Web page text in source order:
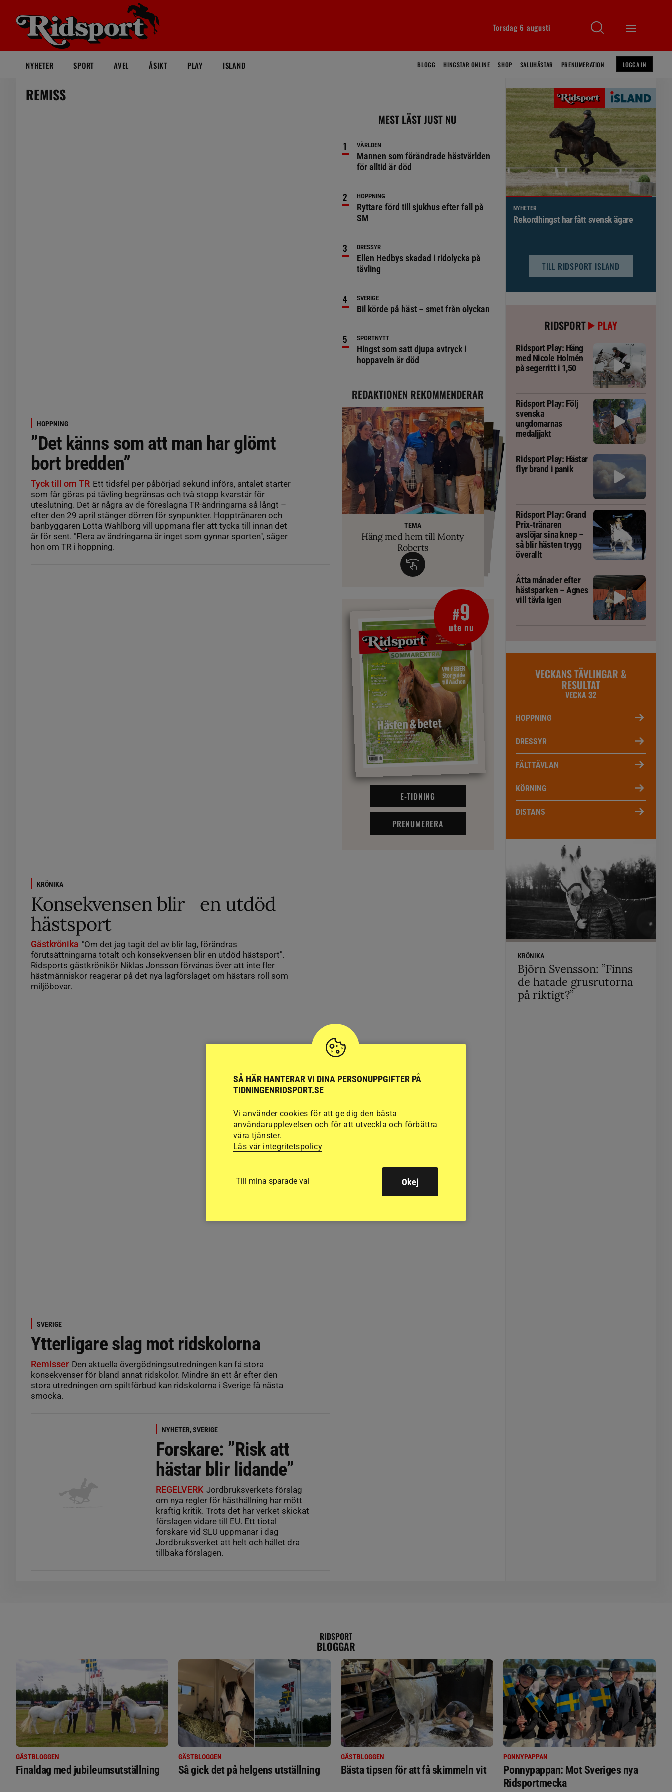
Torsdag 6 augusti
NYHETER SPORT AVEL ÅSIKT PLAY ISLAND BLOGG HINGSTAR ONLINE SHOP SALUHÄSTAR PRENUMERATION LOGGA IN
REMISS
HOPPNING
”Det känns som att man har glömt
bort bredden”
Tyck till om TR Ett tidsfel per påbörjad sekund införs, antalet starter
som får göras på tävling begränsas och två stopp kvarstår för
uteslutning. Det är några av de föreslagna TR-ändringarna så långt –
efter den 29 april stänger dörren för synpunkter. Hopptränaren och
banbyggaren Lotta Wahlborg vill uppmana fler att tycka till innan det
är för sent. "Flera av ändringarna är inget som gynnar sporten", säger
hon om TR i hoppning.
KRÖNIKA
Konsekvensen blir en utdöd
hästsport
Gästkrönika "Om det jag tagit del av blir lag, förändras
förutsättningarna totalt och konsekvensen blir en utdöd hästsport".
Ridsports gästkrönikör Niklas Jonsson förvånas över att inte fler
hästmänniskor reagerar på det nya lagförslaget om hästars roll som
miljöbovar.
SVERIGE
Ytterligare slag mot ridskolorna
Remisser Den aktuella övergödningsutredningen kan få stora
konsekvenser för bland annat ridskolor. Mindre än ett år efter den
stora utredningen om spiltförbud kan ridskolorna i Sverige få nästa
smocka.
NYHETER, SVERIGE
Forskare: ”Risk att
hästar blir lidande”
REGELVERK Jordbruksverkets förslag
om nya regler för hästhållning har mött
kraftig kritik. Trots det har verket skickat
förslagen vidare till EU. Ett tiotal
forskare vid SLU uppmanar i dag
Jordbruksverket att helt och hållet dra
tillbaka förslagen.
MEST LÄST JUST NU
VÄRLDEN
Mannen som förändrade hästvärlden
för alltid är död
HOPPNING
Ryttare förd till sjukhus efter fall på
SM
DRESSYR
Ellen Hedbys skadad i ridolycka på
tävling
SVERIGE
Bil körde på häst – smet från olyckan
SPORTNYTT
Hingst som satt djupa avtryck i
hoppaveln är död
REDAKTIONEN REKOMMENDERAR
TEMA
Häng med hem till Monty
Roberts
VM-febern stiger – här är allt
inför Aachen
TEMA
Allt du behöver veta om fång
VETERINÄRT
Så märker du om din häst blivit
biten av huggorm
RIDSPORT PLAY
Ridsport Play: Grand Prix-tränaren
avslöjar sina knep – så blir hästen trygg överallt
#9
ute nu
E-TIDNING
PRENUMERERA
NYHETER
Brett politiskt stöd för förändringar i
TILL RIDSPORT ISLAND
RIDSPORT PLAY
Ridsport Play: Häng
med Nicole Holmén
på segerritt i 1,50
Ridsport Play: Följ
svenska
ungdomarnas
medaljjakt
Ridsport Play: Hästar
flyr brand i panik
Ridsport Play: Grand
Prix-tränaren
avslöjar sina knep –
så blir hästen trygg
överallt
Åtta månader efter
hästsparken – Agnes
vill tävla igen
VECKANS TÄVLINGAR &
RESULTAT
VECKA 32
HOPPNING
DRESSYR
FÄLTTÄVLAN
KÖRNING
DISTANS
KRÖNIKA
Björn Svensson: ”Finns
de hatade grusrutorna
på riktigt?”
RIDSPORT
BLOGGAR
GÄSTBLOGGEN
Finaldag med jubileumsutställning
GÄSTBLOGGEN
Så gick det på helgens utställning
GÄSTBLOGGEN
Bästa tipsen för att få skimmeln vit
PONNYPAPPAN
Ponnypappan: Mot Sveriges nya
Ridsportmecka
SÅ HÄR HANTERAR VI DINA PERSONUPPGIFTER PÅ
TIDNINGENRIDSPORT.SE
Vi använder cookies för att ge dig den bästa
användarupplevelsen och för att utveckla och förbättra
våra tjänster.
Läs vår integritetspolicy
Till mina sparade val Okej